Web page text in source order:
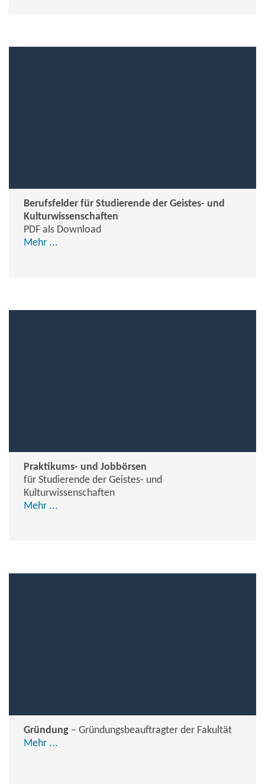
Berufsfelder für Studierende der Geistes- und
Kulturwissenschaften
PDF als Download
Mehr ...
Praktikums- und Jobbörsen
für Studierende der Geistes- und
Kulturwissenschaften
Mehr ...
Gründung – Gründungsbeauftragter der Fakultät
Mehr ...